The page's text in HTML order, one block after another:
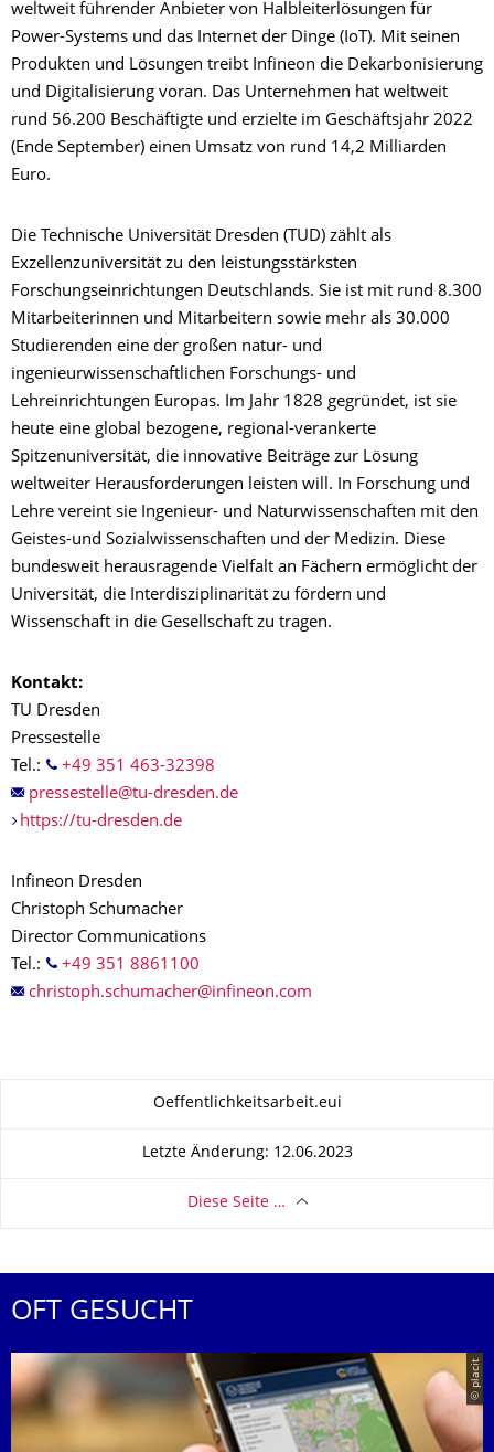
weltweit führender Anbieter von Halbleiterlösungen für
Power-Systems und das Internet der Dinge (IoT). Mit seinen
Produkten und Lösungen treibt Infineon die Dekarbonisierung
und Digitalisierung voran. Das Unternehmen hat weltweit
rund 56.200 Beschäftigte und erzielte im Geschäftsjahr 2022
(Ende September) einen Umsatz von rund 14,2 Milliarden
Euro.
Die Technische Universität Dresden (TUD) zählt als
Exzellenzuniversität zu den leistungsstärksten
Forschungseinrichtungen Deutschlands. Sie ist mit rund 8.300
Mitarbeiterinnen und Mitarbeitern sowie mehr als 30.000
Studierenden eine der großen natur- und
ingenieurwissenschaftlichen Forschungs- und
Lehreinrichtungen Europas. Im Jahr 1828 gegründet, ist sie
heute eine global bezogene, regional-verankerte
Spitzenuniversität, die innovative Beiträge zur Lösung
weltweiter Herausforderungen leisten will. In Forschung und
Lehre vereint sie Ingenieur- und Naturwissenschaften mit den
Geistes-und Sozialwissenschaften und der Medizin. Diese
bundesweit herausragende Vielfalt an Fächern ermöglicht der
Universität, die Interdisziplinarität zu fördern und
Wissenschaft in die Gesellschaft zu tragen.
Kontakt:
TU Dresden
Pressestelle
Tel.:
+49 351 463-32398
https://tu-dresden.de
Infineon Dresden
Christoph Schumacher
Director Communications
Tel.:
+49 351 8861100
Zu dieser SeiteOeffentlichkeitsarbeit.eui
Letzte Änderung: 12.06.2023
Diese Seite …
OFT GESUCHT
© placit